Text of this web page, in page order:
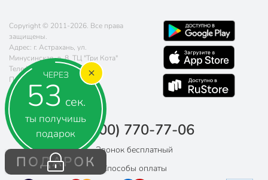
ЧЕРЕЗ
52 сек.
ты получишь
подарок
ПОДАРОК
Copyright © 2011-2026. Все права
защищены.
Адрес: г. Астрахань, ул.
Минусинская, д. 8, ТЦ "Три Кота"
Телефон:
8 (800) 770-77-06
Почта:
sales@poryadok.ru
8 (800) 770-77-06
Звонок бесплатный
Способы оплаты